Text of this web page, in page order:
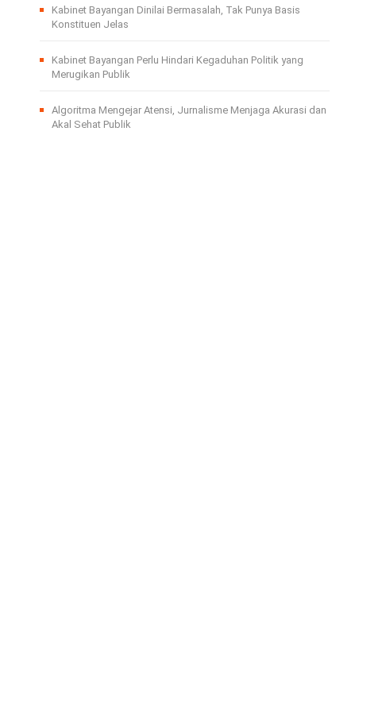
Kabinet Bayangan Dinilai Bermasalah, Tak Punya Basis
Konstituen Jelas
Kabinet Bayangan Perlu Hindari Kegaduhan Politik yang
Merugikan Publik
Algoritma Mengejar Atensi, Jurnalisme Menjaga Akurasi dan
Akal Sehat Publik